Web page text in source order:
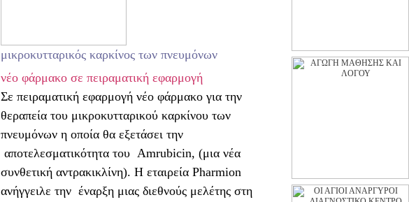
μικροκυτταρικός καρκίνος των πνευμόνων
νέο φάρμακο σε πειραματική εφαρμογή
Σε πειραματική εφαρμογή νέο φάρμακο για την
θεραπεία του μικροκυτταρικού καρκίνου των
πνευμόνων η οποία θα εξετάσει την
αποτελεσματικότητα του Αmrubicin, (μια νέα
συνθετική αντρακικλίνη). Η εταιρεία Pharmion
ανήγγειλε την έναρξη μιας διεθνούς μελέτης στη